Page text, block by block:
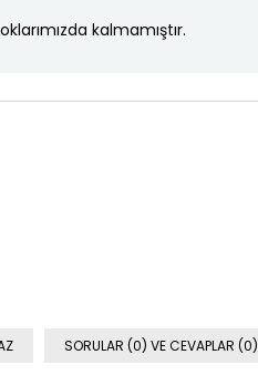
kalmamıştır.
SORULAR (0) VE CEVAPLAR (0)